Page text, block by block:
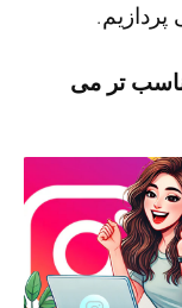
تر می